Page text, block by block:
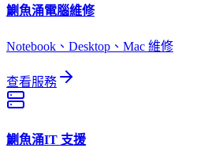
鰂魚涌電腦維修
Notebook、Desktop、Mac 維修
查看服務
鰂魚涌IT 支援